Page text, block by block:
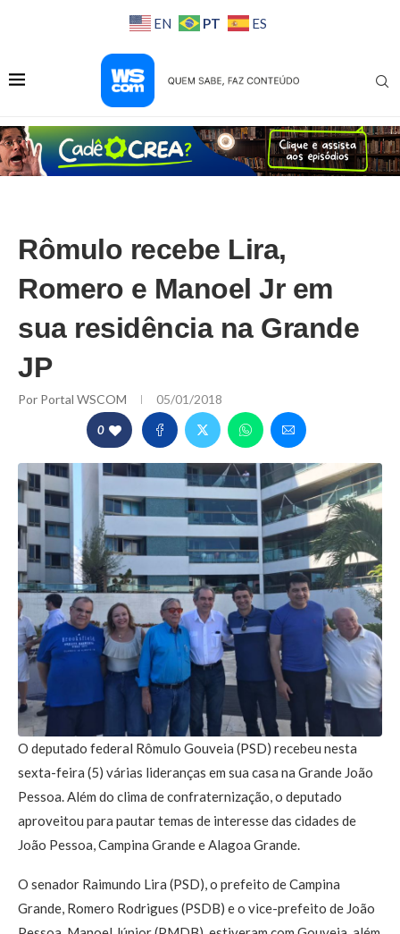
EN PT ES
Rômulo recebe Lira,
Romero e Manoel Jr em
sua residência na Grande
JP
Por Portal WSCOM 05/01/2018
0
O deputado federal Rômulo Gouveia (PSD) recebeu nesta
sexta-feira (5) várias lideranças em sua casa na Grande João
Pessoa. Além do clima de confraternização, o deputado
aproveitou para pautar temas de interesse das cidades de
João Pessoa, Campina Grande e Alagoa Grande.
O senador Raimundo Lira (PSD), o prefeito de Campina
Grande, Romero Rodrigues (PSDB) e o vice-prefeito de João